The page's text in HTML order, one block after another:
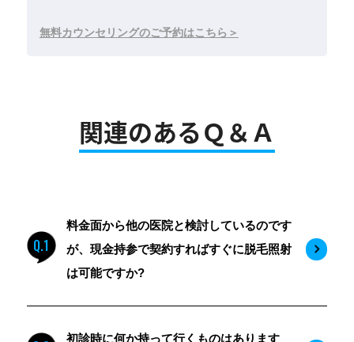
無料カウンセリングのご予約はこちら
関連のあるＱ＆Ａ
Q.1
料金面から他の医院と検討しているのです
が、現金持参で契約すればすぐに脱毛照射
は可能ですか?
初診時に何か持って行くものはあります